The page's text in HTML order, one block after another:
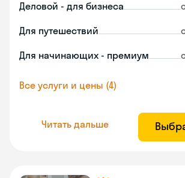
Деловой - для бизнеса
Для путешествий
Для начинающих - премиум
Все услуги и цены (4)
Читать дальше